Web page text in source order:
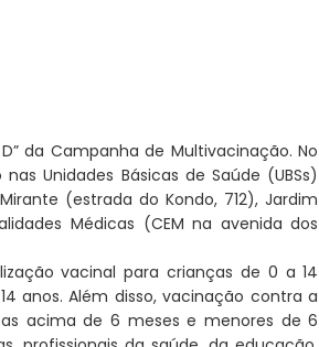
da Campanha de Multivacinação. No
Unidades Básicas de Saúde (UBSs)
(estrada do Kondo, 712), Jardim
Médicas (CEM na avenida dos
vacinal para crianças de 0 a 14
anos. Além disso, vacinação contra a
acima de 6 meses e menores de 6